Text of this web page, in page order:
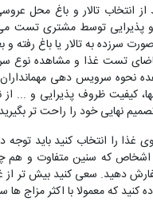
انتخاب تالار و باغ محل
و پذیرایی توسط مشتری تست
به تالار یا باغ رفته و
تست غذا و مشاهده نوع
نحوه سرویس دهی مهمانداران،
کیفیت ظروف پذیرایی و ...
نهایی خود را راحت تر
غذا را انتخاب کنید باید توجه
اشخاص که سنین متفاوت و هم
دهید. سعی کنید بیش تر
کنید که معمولا با اکثر مزاج ها